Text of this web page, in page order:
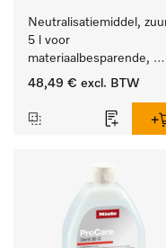
Neutralisatiemiddel,
5 l voor
materiaalbesparende,
machinale reiniging van
gerei.
48,49 € excl. BTW